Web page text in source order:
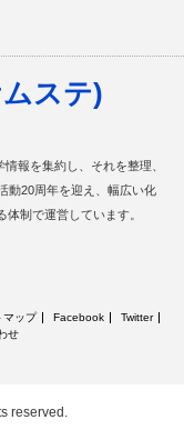
ステ)
報を集約し、それを整理、
動20周年を迎え、幅広い化
制で運営しています。
マップ Facebook
Twitter
せ
reserved.